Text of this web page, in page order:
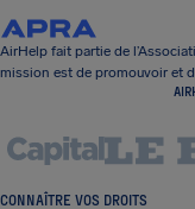
AirHelp fait partie de
mission est de promouvoir et
CONNAÎTRE VOS DROITS